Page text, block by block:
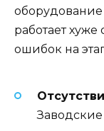
оборудование
работает
ошибок на